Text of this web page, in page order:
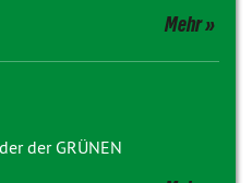
Mehr
der GRÜNEN